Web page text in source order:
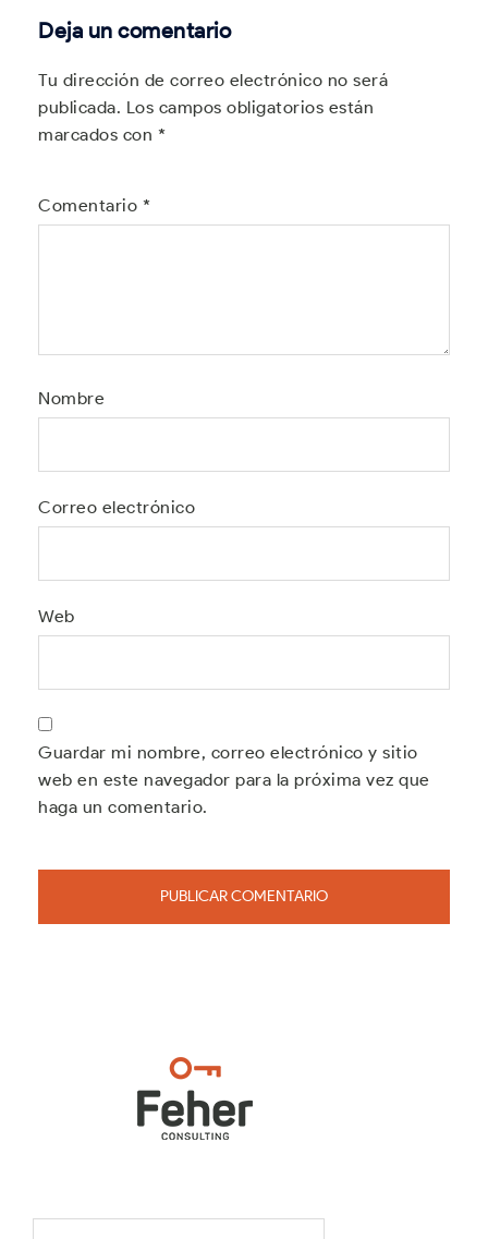
Deja un comentario
Tu dirección de correo electrónico no será
publicada. Los campos obligatorios están
marcados con *
Comentario *
Nombre
Correo electrónico
Web
Guardar mi nombre, correo electrónico y sitio
web en este navegador para la próxima vez que
haga un comentario.